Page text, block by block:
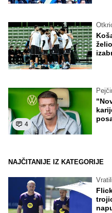
4
NAJČITANIJE IZ KATEGORIJE